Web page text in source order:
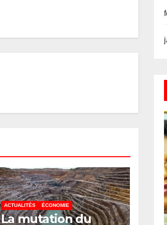
ACTUALITÉS ÉCONOMIE
La mutation du